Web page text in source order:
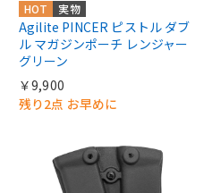
HOT 実物
Agilite PINCER ピストル ダブ
ル マガジンポーチ レンジャー
グリーン
￥9,900
残り2点 お早めに